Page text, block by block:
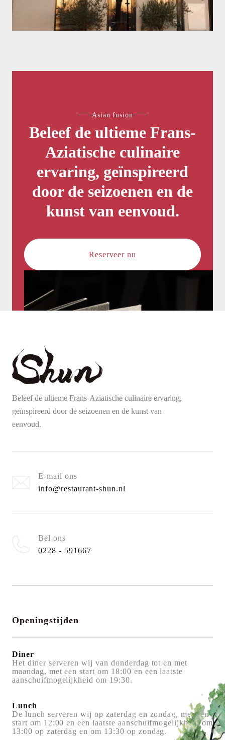
Asian fusion
Beleef de ultieme Frans-
Aziatische culinaire
ervaring, geïnspireerd
door de seizoenen en de
kunst van eenvoud.
Reserveer nu
Beleef de ultieme Frans-Aziatische culinaire ervaring,
geïnspireerd door de seizoenen en de kunst van
eenvoud.
E-mail ons
info@restaurant-shun.nl
Bel ons
0228 - 591667
Openingstijden
Diner
Het diner serveren wij van donderdag tot en met
maandag, met een start om 18:00 en een laatste
aanschuifmogelijkheid om 19:30.
Lunch
De lunch serveren wij op zaterdag en zondag, met een
start om 12:00 en een laatste aanschuifmogelijkheid om
13:00 op zaterdag en om 13:30 op zondag.